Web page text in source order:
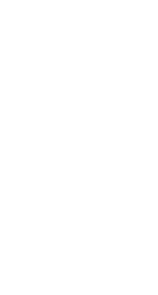
探索更贴近日常的